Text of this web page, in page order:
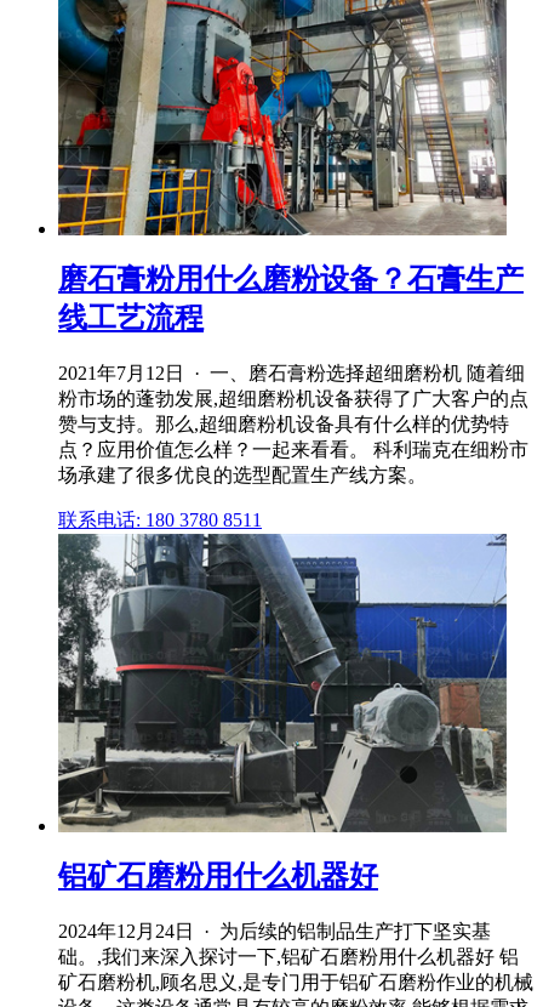
磨石膏粉用什么磨粉设备？石膏生产
线工艺流程
2021年7月12日 · 一、磨石膏粉选择超细磨粉机 随着细
粉市场的蓬勃发展,超细磨粉机设备获得了广大客户的点
赞与支持。那么,超细磨粉机设备具有什么样的优势特
点？应用价值怎么样？一起来看看。 科利瑞克在细粉市
场承建了很多优良的选型配置生产线方案。
联系电话: 180 3780 8511
铝矿石磨粉用什么机器好
2024年12月24日 · 为后续的铝制品生产打下坚实基
础。,我们来深入探讨一下,铝矿石磨粉用什么机器好 铝
矿石磨粉机,顾名思义,是专门用于铝矿石磨粉作业的机械